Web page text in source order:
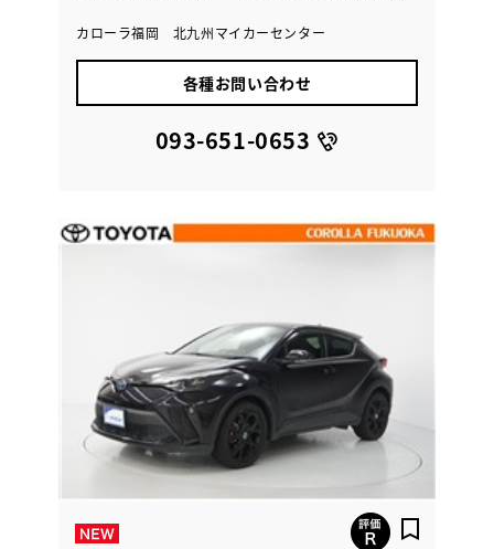
カローラ福岡 北九州マイカーセンター
各種お問い合わせ
093-651-0653